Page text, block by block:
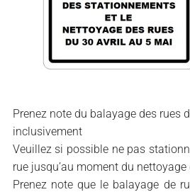
Prenez note du balayage des rues
inclusivement
Veuillez si possible ne pas
rue jusqu’au moment du nettoyage
Prenez note que le balayage de